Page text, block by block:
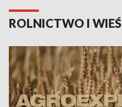
ROLNICTWO I WIEŚ